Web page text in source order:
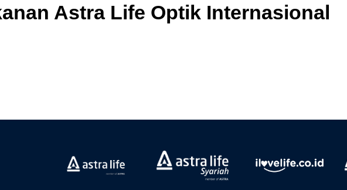
Astra Life Optik Internasional